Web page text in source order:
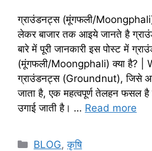
ग्राउंडनट्स (मूंगफली/
लेकर बाजार तक आइये जानते है
बारे में पूरी जानकारी इस पोस्ट में
(मूंगफली/Moongphali) क्या है? |
ग्राउंडनट्स (Groundnut), जिसे
जाता है, एक महत्वपूर्ण तेलहन फसल है
उगाई जाती है। … Read more
BLOG,कृषि